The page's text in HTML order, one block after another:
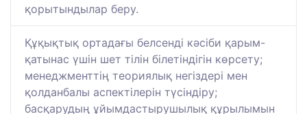
қорытындылар беру.
Құқықтық ортадағы белсенді кәсіби қарым-
қатынас үшін шет тілін білетіндігін көрсету;
менеджменттің теориялық негіздері мен
қолданбалы аспектілерін түсіндіру;
басқарудың ұйымдастырушылық құрылымын